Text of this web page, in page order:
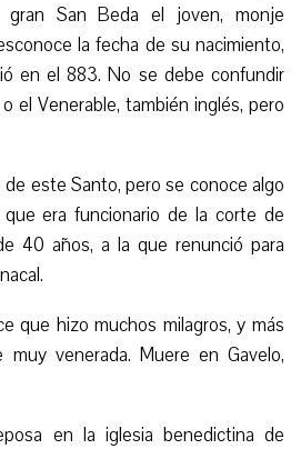
gran San Beda el joven, monje
la fecha de su nacimiento,
en el 883. No se debe confundir
el Venerable, también inglés, pero
este Santo, pero se conoce algo
era funcionario de la corte de
40 años, a la que renunció para
que hizo muchos milagros, y más
venerada. Muere en Gavelo,
en la iglesia benedictina de